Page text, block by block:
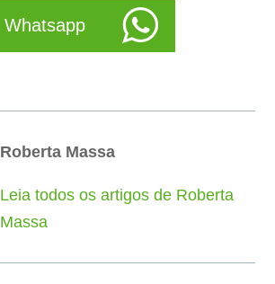
Whatsapp
Roberta Massa
Leia todos os artigos de Roberta
Massa